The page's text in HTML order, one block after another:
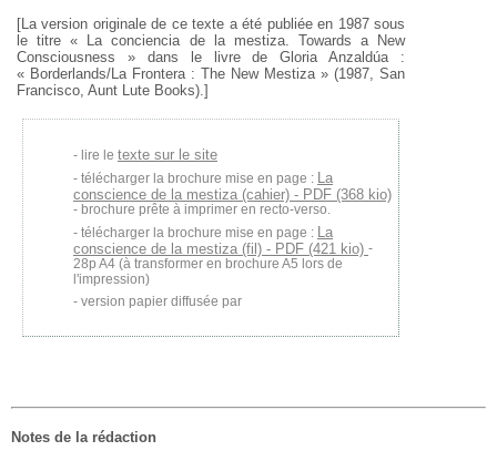
[La version originale de ce texte a été publiée en 1987 sous
le titre « La conciencia de la mestiza. Towards a New
Consciousness » dans le livre de Gloria Anzaldúa :
« Borderlands/La Frontera : The New Mestiza » (1987, San
Francisco, Aunt Lute Books).]
lire le texte sur le site
télécharger la brochure mise en page : La
conscience de la mestiza (cahier) - PDF (368 kio)
- brochure prête à imprimer en recto-verso.
télécharger la brochure mise en page : La
conscience de la mestiza (fil) - PDF (421 kio) -
28p A4 (à transformer en brochure A5 lors de
l'impression)
version papier diffusée par
Notes de la rédaction